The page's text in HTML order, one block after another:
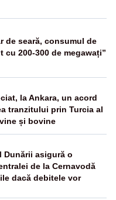
de seară, consumul de
cu 200-300 de megawați”
la Ankara, un acord
tranzitului prin Turcia al
și bovine
Dunării asigură o
de la Cernavodă
dacă debitele vor